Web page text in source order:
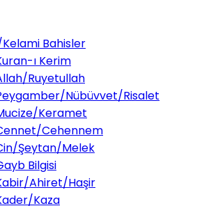
Bahisler
ı Kerim
Ruyetullah
Nübüvvet/Risalet
Keramet
Cehennem
Şeytan/Melek
Bilgisi
Ahiret/Haşir
Kaza